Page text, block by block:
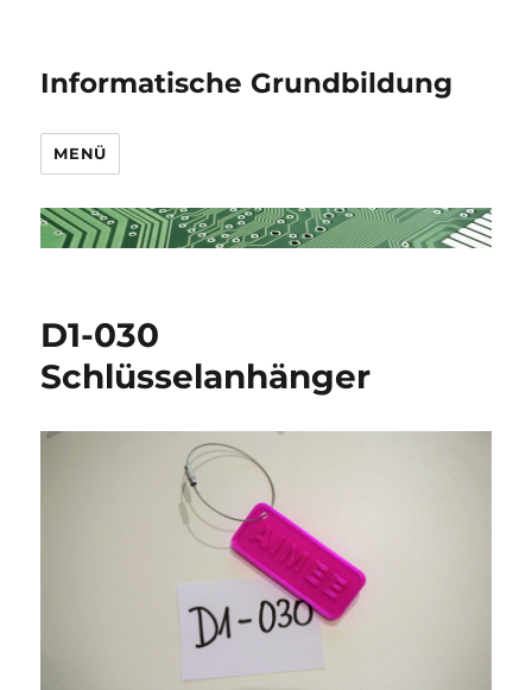
Informatische Grundbildung
MENÜ
D1-030
Schlüsselanhänger